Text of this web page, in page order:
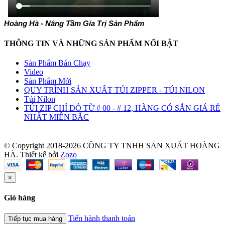
Hoàng Hà - Nâng Tầm Gía Trị Sản Phẩm
THÔNG TIN VÀ NHỮNG SẢN PHẤM NỔI BẬT
Sản Phẩm Bán Chạy
Video
Sản Phẩm Mới
QUY TRÌNH SẢN XUẤT TÚI ZIPPER - TÚI NILON
Túi Nilon
TÚI ZIP CHỈ ĐỎ TỪ # 00 - # 12, HÀNG CÓ SẴN GIÁ RẺ
NHẤT MIỀN BẮC
© Copyright 2018-2026 CÔNG TY TNHH SẢN XUẤT HOÀNG
HÀ. Thiết kế bởi Zozo
×
Giỏ hàng
Tiếp tục mua hàng Tiến hành thanh toán